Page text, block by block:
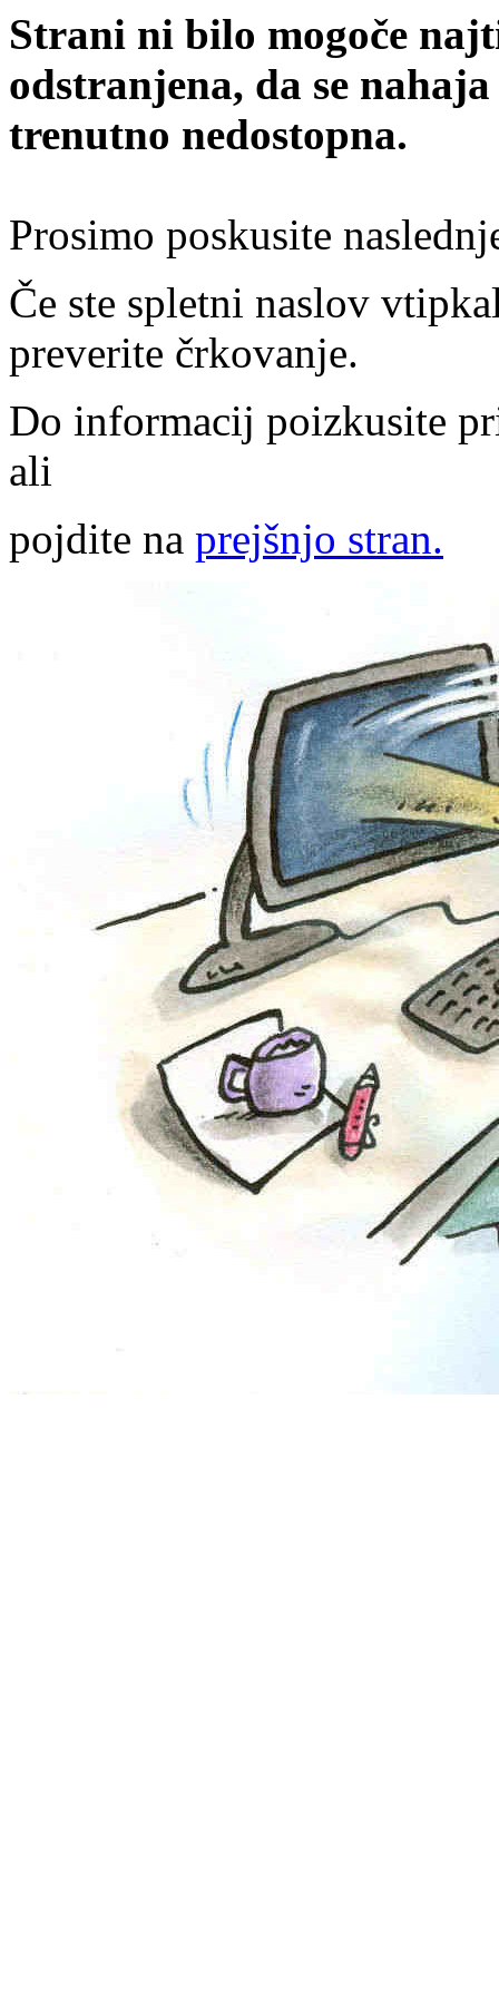
Strani ni bilo mogoče
odstranjena, da se
trenutno nedostopna.
Prosimo poskusite
Če ste spletni naslov
preverite črkovanje.
Do informacij poizkusite
ali
pojdite na prejšnjo stran.